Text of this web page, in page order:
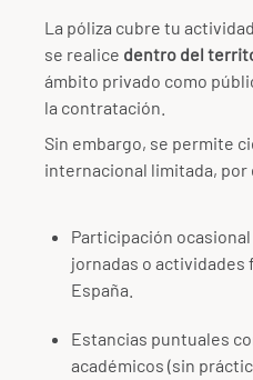
La póliza cubre tu
se realice dentro del
ámbito privado como
la contratación.
Sin embargo, se permite
internacional limitada, por
Participación
jornadas o actividades
España.
Estancias puntuales
académicos (sin